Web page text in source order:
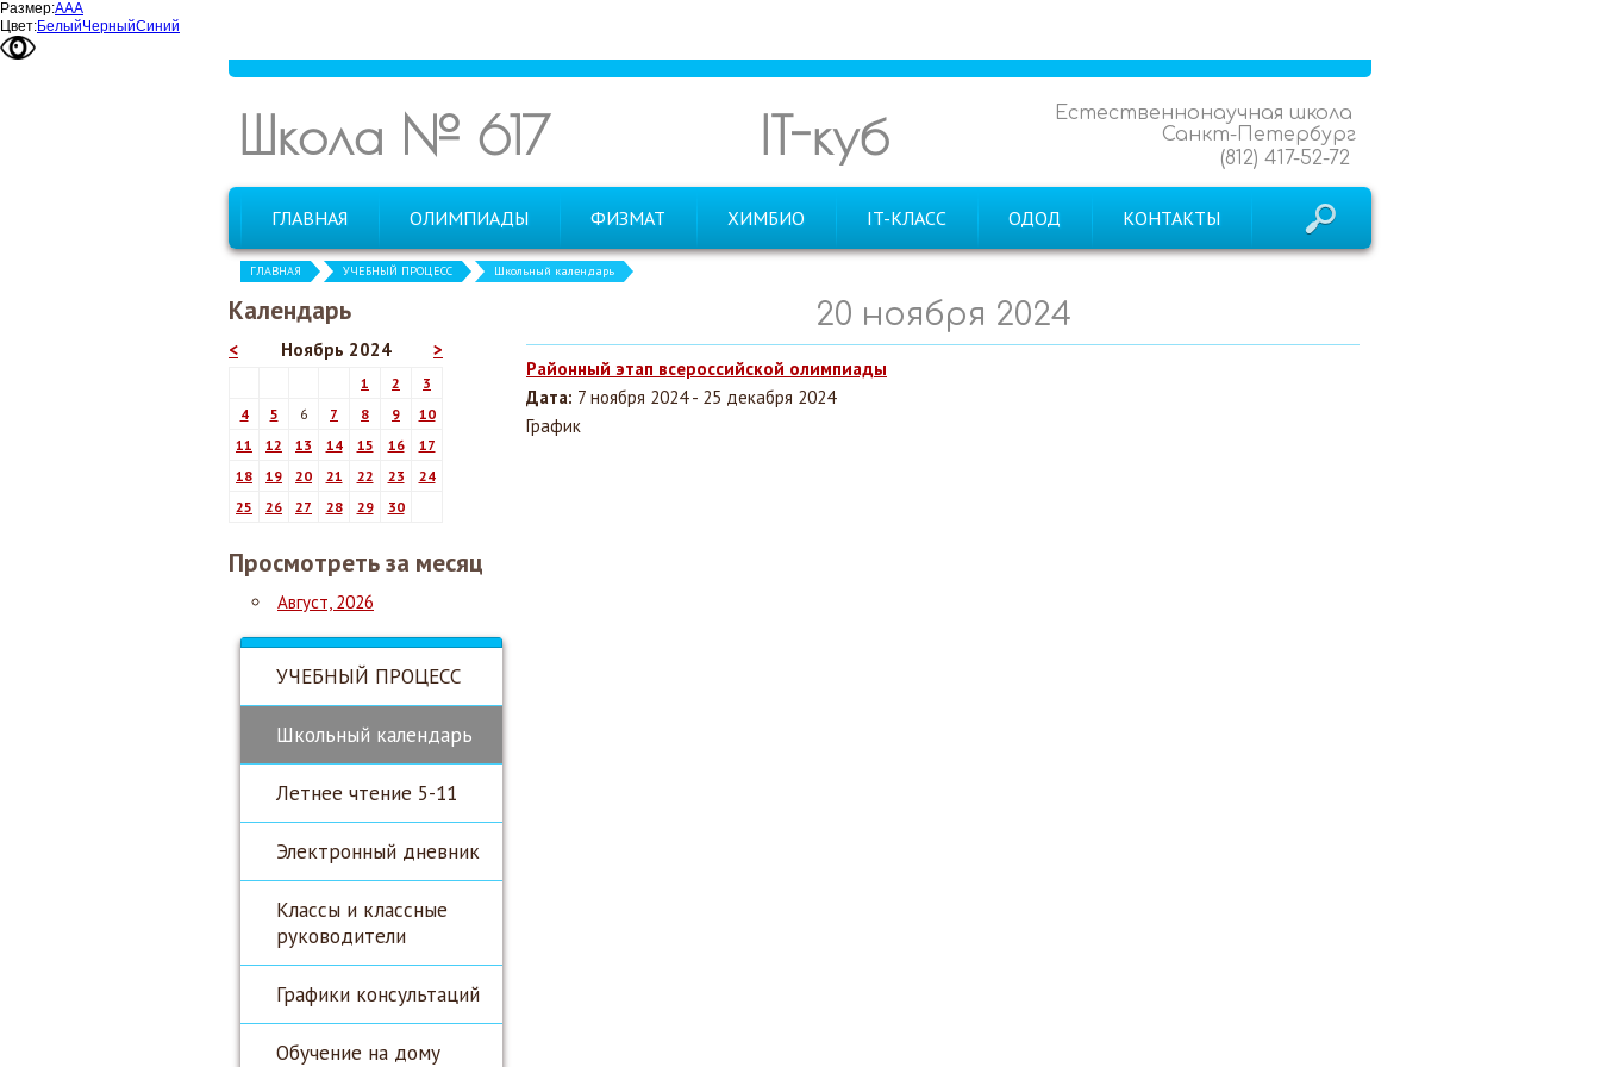
Размер:ААА
Цвет:БелыйЧерныйСиний
Школа № 617
Естественнонаучная школа
Санкт-Петербург
(812) 417-52-72
IT-куб
ГЛАВНАЯ ОЛИМПИАДЫ ФИЗМАТ ХИМБИО IT-КЛАСС ОДОД КОНТАКТЫ
ГЛАВНАЯ УЧЕБНЫЙ ПРОЦЕСС Школьный календарь
Календарь
< >
Ноябрь 2024
1 2
3
4
5 6 7 8 9
10
11
12 13 14 15 16
17
18
19 20 21 22 23
24
25
26 27 28 29 30
Просмотреть за месяц
Август, 2026
УЧЕБНЫЙ ПРОЦЕСС
Школьный календарь
Летнее чтение 5-11
Электронный дневник
Классы и классные
руководители
Графики консультаций
Обучение на дому
20 ноября 2024
Районный этап всероссийской олимпиады
Дата: 7 ноября 2024 - 25 декабря 2024
График